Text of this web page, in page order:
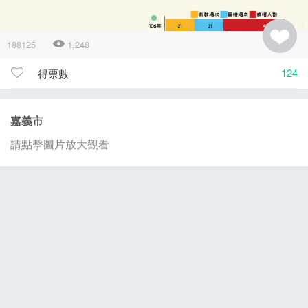
188125 1,248
得票數 124
嘉義市
請點擊圖片放大觀看